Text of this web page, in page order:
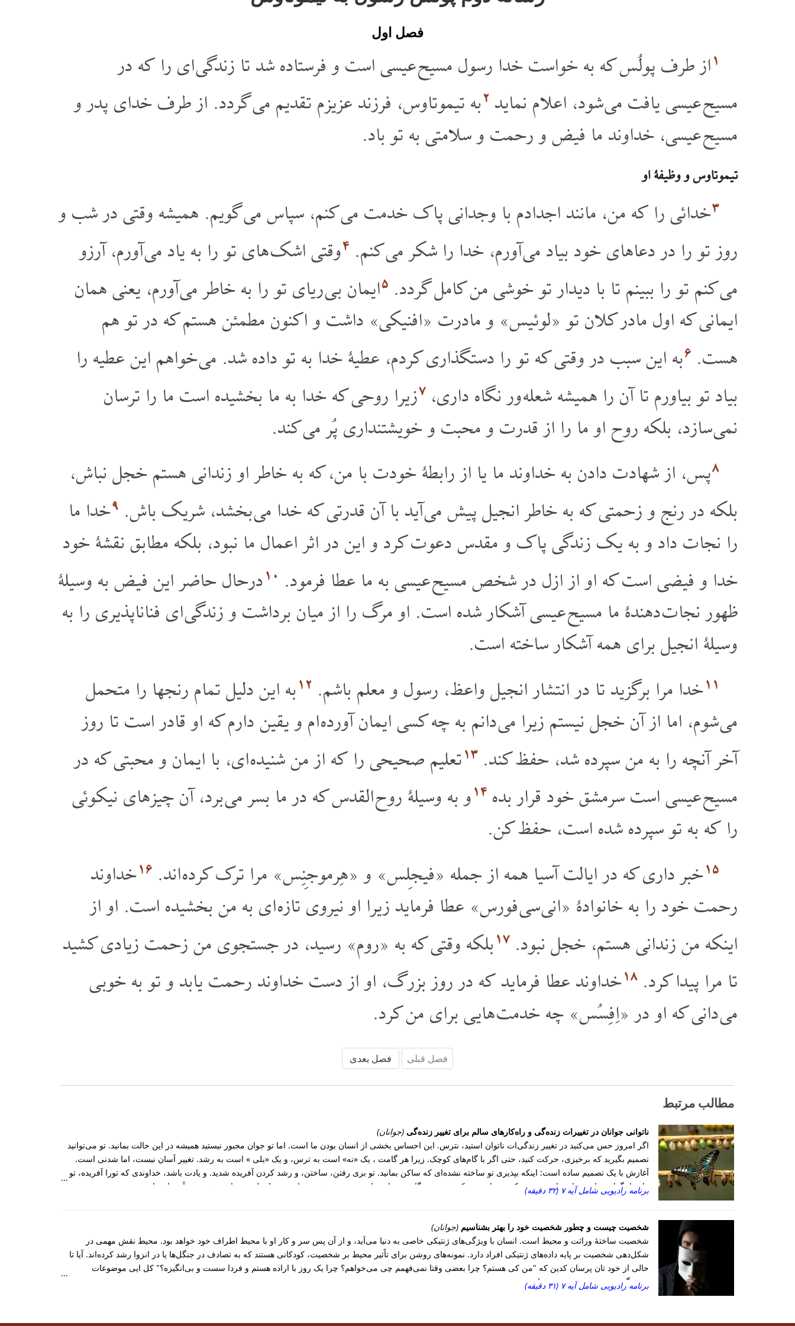
فصل اول
۱از طرف پولُس که به خواست خدا رسول مسیح عیسی است و فرستاده شد تا زندگی ای را که در
مسیح عیسی یافت می شود، اعلام نماید ۲به تیموتاوس، فرزند عزیزم تقدیم می گردد. از طرف خدای پدر و
مسیح عیسی، خداوند ما فیض و رحمت و سلامتی به تو باد.
تیموتاوس و وظیفۀ او
۳خدائی را که من، مانند اجدادم با وجدانی پاک خدمت می کنم، سپاس می گویم. همیشه وقتی در شب و
روز تو را در دعاهای خود بیاد می آورم، خدا را شکر می کنم. ۴وقتی اشک های تو را به یاد می آورم، آرزو
می کنم تو را ببینم تا با دیدار تو خوشی من کامل گردد. ۵ایمان بی ریای تو را به خاطر می آورم، یعنی همان
ایمانی که اول مادر کلان تو «لوئیس» و مادرت «افنیکی» داشت و اکنون مطمئن هستم که در تو هم
هست. ۶به این سبب در وقتی که تو را دستگذاری کردم، عطیۀ خدا به تو داده شد. می خواهم این عطیه را
بیاد تو بیاورم تا آن را همیشه شعله ور نگاه داری، ۷زیرا روحی که خدا به ما بخشیده است ما را ترسان
نمی سازد، بلکه روح او ما را از قدرت و محبت و خویشتنداری پُر می کند.
۸پس، از شهادت دادن به خداوند ما یا از رابطۀ خودت با من، که به خاطر او زندانی هستم خجل نباش،
بلکه در رنج و زحمتی که به خاطر انجیل پیش می آید با آن قدرتی که خدا می بخشد، شریک باش. ۹خدا ما
را نجات داد و به یک زندگی پاک و مقدس دعوت کرد و این در اثر اعمال ما نبود، بلکه مطابق نقشۀ خود
خدا و فیضی است که او از ازل در شخص مسیح عیسی به ما عطا فرمود. ۱۰درحال حاضر این فیض به وسیلۀ
ظهور نجات دهندۀ ما مسیح عیسی آشکار شده است. او مرگ را از میان برداشت و زندگی ای فناناپذیری را به
وسیلۀ انجیل برای همه آشکار ساخته است.
۱۱خدا مرا برگزید تا در انتشار انجیل واعظ، رسول و معلم باشم. ۱۲ به این دلیل تمام رنجها را متحمل
می شوم، اما از آن خجل نیستم زیرا می دانم به چه کسی ایمان آورده ام و یقین دارم که او قادر است تا روز
آخر آنچه را به من سپرده شد، حفظ کند. ۱۳تعلیم صحیحی را که از من شنیده ای، با ایمان و محبتی که در
مسیح عیسی است سرمشق خود قرار بده ۱۴و به وسیلۀ روح القدس که در ما بسر می برد، آن چیزهای نیکوئی
را که به تو سپرده شده است، حفظ کن.
۱۵خبر داری که در ایالت آسیا همه از جمله «فیجِلس» و «هِرموجِنِس» مرا ترک کرده اند. ۱۶خداوند
رحمت خود را به خانوادۀ «انی سی فورس» عطا فرماید زیرا او نیروی تازه ای به من بخشیده است. او از
اینکه من زندانی هستم، خجل نبود. ۱۷ بلکه وقتی که به «روم» رسید، در جستجوی من زحمت زیادی کشید
تا مرا پیدا کرد. ۱۸خداوند عطا فرماید که در روز بزرگ، او از دست خداوند رحمت یابد و تو به خوبی
می دانی که او در «اِفِسُس» چه خدمت هایی برای من کرد.
فصل قبلی فصل بعدی
مطالب مرتبط
ناتوانی جوانان در تغییرات زنده‌گی و راه‌کار‌های سالم برای تغییر زنده‌گی (جوانان)
اگر امروز حس می‌‌کنید در تغییر زندگی‌ات ناتوان استید، نترس. این احساس بخشی از انسان بودن ما است. اما تو جوان مجبور نیستید همیشه در این حالت بمانید. تو می‌‌توانید
تصمیم بگیرید که برخیزی، حرکت کنید، حتی اگر با گام‌های کوچک. زیرا هر گامت ، یک «نه» است به ترس، و یک «بلی » است به رشد. تغییر آسان نیست، اما شدنی‌ است.
آغازش با یک تصمیم ساده است: اینکه بپذیری تو ساخته نشده‌ای که ساکن بمانید. تو بری رفتن، ساختن، و رشد کردن آفریده شدید. و یادت باشد، خداوندی که تورا آفریده، تو
را تنها نگذاشته است. او ترا تقویت می‌‌کند، حمایت می‌‌کند، و در هر گام، همراهت است. پس برخیز... و از همین لحظه، معمار شخصیت و آینده‌ات باش.
برنامه رادیویی شامل آیه ۷ (۳۲ دقیقه)
شخصیت چیست و چطور شخصیت خود را بهتر بشناسیم (جوانان)
شخصیت ساختهٔ وراثت و محیط است. انسان با ویژگی‌های ژنتیکی خاصی به دنیا می‌‌‌آید، و از آن پس سر و کار او با محیط اطراف خود خواهد بود. محیط نقش مهمی در
شکل‌دهی شخصیت بر پایه داده‌های ژنتیکی افراد دارد. نمونه‌های روشن برای تاًثیر محیط بر شخصیت، کودکانی هستند که به تصادف در جنگل‌ها یا در انزوا رشد کرده‌اند. آیا تا
حالی از خود تان پرسان کدین که "من کی هستم؟ چرا بعضی وقتا نمی‌فهمم چی می‌‌‌‌‌خواهم؟ چرا یک روز با اراده هستم و فردا سست و بی‌انگیزه؟" کل ایی موضوعات
برمی‌گرده به موضوع مهمی به نام شخصیت.
برنامه رادیویی شامل آیه ۷ (۳۱ دقیقه)